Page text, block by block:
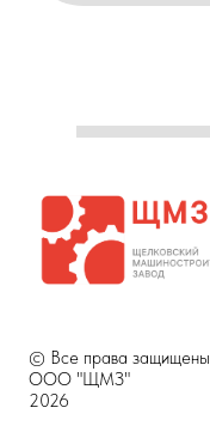
© Все права защищены
ООО "ЩМЗ"
2026